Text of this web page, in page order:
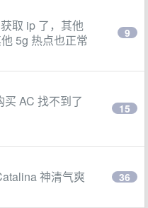
取 ip 了，其他
5g 热点也正常
9
AC 找不到了
15
神清气爽 36